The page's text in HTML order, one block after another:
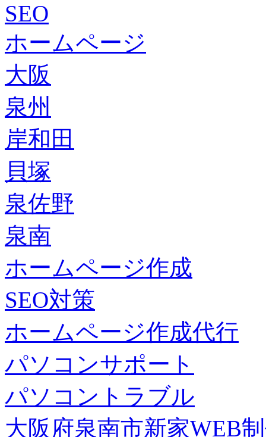
SEO
ホームページ
大阪
泉州
岸和田
貝塚
泉佐野
泉南
ホームページ作成
SEO対策
ホームページ作成代行
パソコンサポート
パソコントラブル
大阪府泉南市新家WEB